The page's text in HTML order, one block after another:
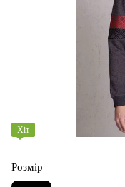
Хіт
Розмір